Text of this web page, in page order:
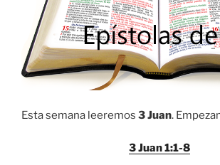
Esta semana leeremos 3 Juan.
3 Juan 1:1-8